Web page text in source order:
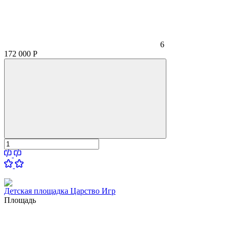
6
172 000 Р
Детская площадка Царство Игр
Площадь